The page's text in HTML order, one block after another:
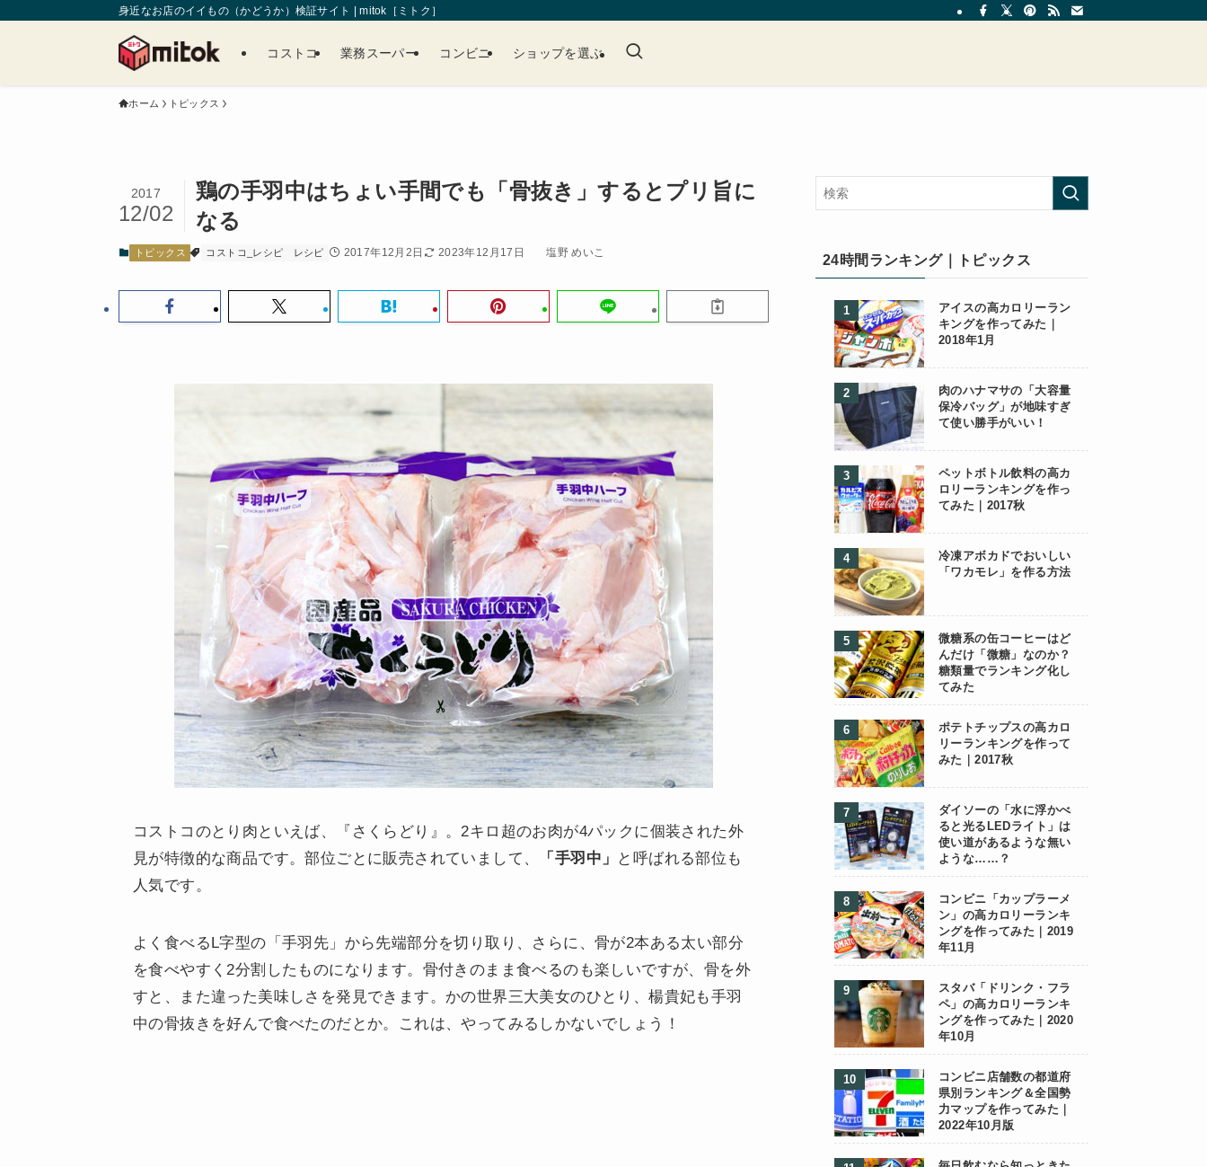
身近なお店のイイもの（かどうか）検証サイト | mitok［ミトク］
コストコ 業務スーパー コンビニ ショップを選ぶ
ホーム トピックス
鶏の手羽中はちょい手間でも「骨抜き」するとプリ旨に
なる
2017
12/02
トピックス コストコ_レシピ レシピ 2017年12月2日 2023年12月17日 塩野 めいこ
コストコのとり肉といえば、『さくらどり』。2キロ超のお肉が4パックに個装された外
見が特徴的な商品です。部位ごとに販売されていまして、
「手羽中」
と呼ばれる部位も
人気です。
よく食べるL字型の「手羽先」から先端部分を切り取り、さらに、骨が2本ある太い部分
を食べやすく2分割したものになります。骨付きのまま食べるのも楽しいですが、骨を外
すと、また違った美味しさを発見できます。かの世界三大美女のひとり、楊貴妃も手羽
中の骨抜きを好んで食べたのだとか。これは、やってみるしかないでしょう！
24時間ランキング｜トピックス
アイスの高カロリーラン
キングを作ってみた｜
2018年1月
肉のハナマサの「大容量
保冷バッグ」が地味すぎ
て使い勝手がいい！
ペットボトル飲料の高カ
ロリーランキングを作っ
てみた｜2017秋
冷凍アボカドでおいしい
「ワカモレ」を作る方法
微糖系の缶コーヒーはど
んだけ「微糖」なのか？
糖類量でランキング化し
てみた
ポテトチップスの高カロ
リーランキングを作って
みた｜2017秋
ダイソーの「水に浮かべ
ると光るLEDライト」は
使い道があるような無い
ような……？
コンビニ「カップラーメ
ン」の高カロリーランキ
ングを作ってみた｜2019
年11月
スタバ「ドリンク・フラ
ペ」の高カロリーランキ
ングを作ってみた｜2020
年10月
コンビニ店舗数の都道府
県別ランキング＆全国勢
力マップを作ってみた｜
2022年10月版